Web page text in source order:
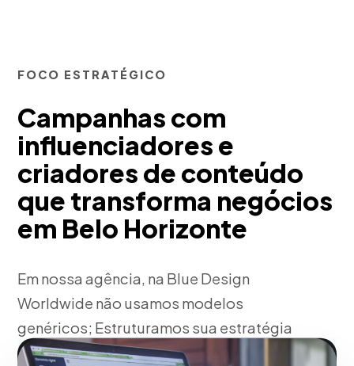
FOCO ESTRATÉGICO
Campanhas com
influenciadores e
criadores de conteúdo
que transforma negócios
em Belo Horizonte
Em nossa agência, na Blue Design
Worldwide não usamos modelos
genéricos; Estruturamos sua estratégia
de campanha com influenciadores e